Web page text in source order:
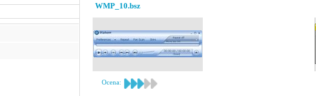
WMP_10.bsz
Ocena: